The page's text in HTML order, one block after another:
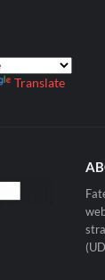
Translate